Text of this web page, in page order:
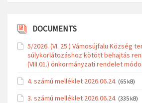
DOCUMENTS
5/2026. (VI. 25.) Vámosújfalu Község
súlykorlátozáshoz kötött behajtás
(VIII.01.) önkormányzati rendelet
4. számú melléklet 2026.06.24. (65 kB)
3. számú melléklet 2026.06.24. (335 kB)